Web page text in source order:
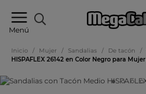
Menú
Inicio / Mujer / Sandalias / De tacón /
HISPAFLEX 26142 en Color Negro para Mujer